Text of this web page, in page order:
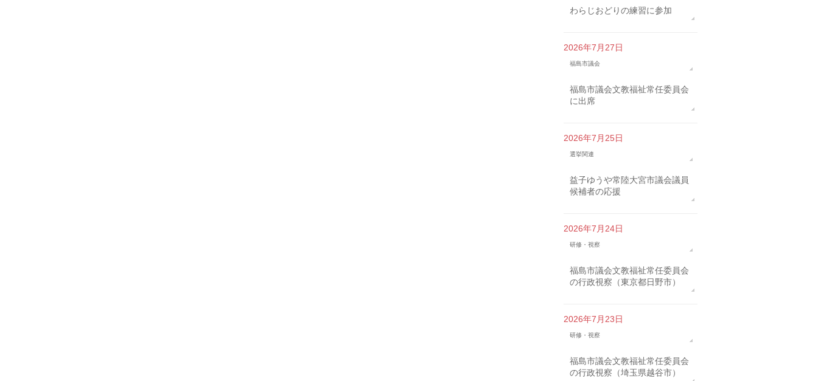
わらじおどりの練習に参加
2026年7月27日
福島市議会
福島市議会文教福祉常任委員会
に出席
2026年7月25日
選挙関連
益子ゆうや常陸大宮市議会議員
候補者の応援
2026年7月24日
研修・視察
福島市議会文教福祉常任委員会
の行政視察（東京都日野市）
2026年7月23日
研修・視察
福島市議会文教福祉常任委員会
の行政視察（埼玉県越谷市）